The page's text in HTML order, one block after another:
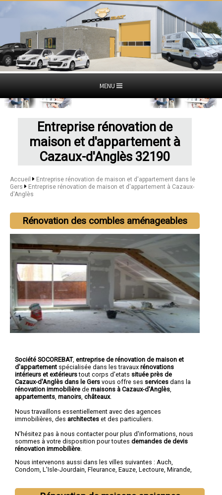
MENU
Entreprise rénovation de
maison et d'appartement à
Cazaux-d'Anglès 32190
Accueil
Entreprise rénovation de maison et d'appartement dans le
Gers
Entreprise rénovation de maison et d'appartement à Cazaux-
d'Anglès
Rénovation des combles aménageables
Société SOCOREBAT, entreprise de rénovation de maison et
d'appartement spécialisée dans les travaux rénovations
intérieurs et extérieurstout corps d'etats située près de
Cazaux-d'Anglès dans le Gers vous offre ses services dans la
rénovation immobilière de maisons à Cazaux-d'Anglès
appartements manoirs châteaux.
Nous travaillons essentiellement avec des agences
immobilières, des architectes et des particuliers.
N'hésitez pas à nous contacter pour plus d'informations, nous
sommes à votre disposition pour toutes demandes de devis
rénovation immobilière
Nous intervenons aussi dans les villes suivantes : Auch,
Condom, L'Isle-Jourdain, Fleurance, Eauze, Lectoure, Mirande,